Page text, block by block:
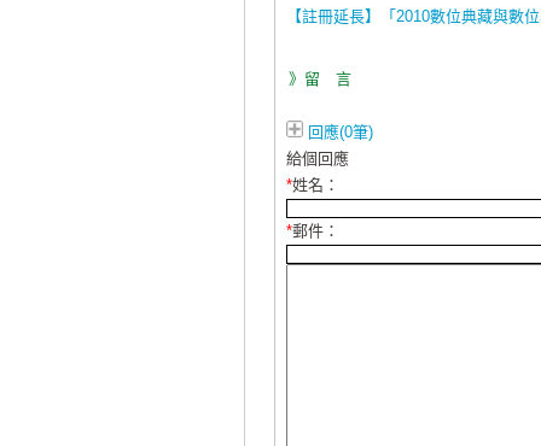
【註冊延長】「2010數位典藏與數
》留 言
回應(0筆)
給個回應
*姓名：
*郵件：